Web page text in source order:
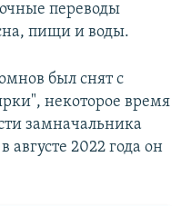
переводы
пищи и воды.
был снят с
некоторое время
замначальника
августе 2022 года он